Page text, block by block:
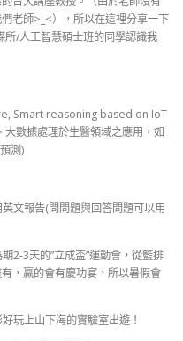
老師>_<），所以在這裡分享一下
/人工智慧碩士班的同學認識我
Smart reasoning based on IoT
數據處理於生醫領域之應用，如
測)
文報告(問問題與回答問題可以用
2-3天的”立成盃”運動會，從籃排
，贏的會有慶功宴，所以暑假會
玩上山下海的實驗室出遊！